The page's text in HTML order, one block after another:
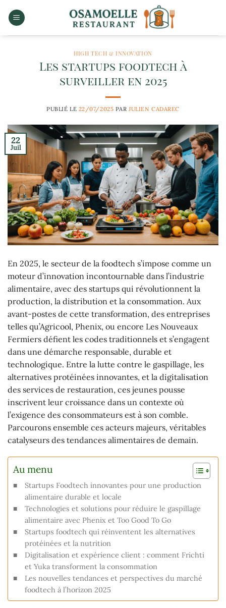
HIGH TECH & INNOVATION
Les startups foodtech à
surveiller en 2025
PUBLIÉ LE 22/07/2025 PAR JULIEN CADAREC
22
Juil
En 2025, le secteur de la foodtech s’impose comme un
moteur d’innovation incontournable dans l’industrie
alimentaire, avec des startups qui révolutionnent la
production, la distribution et la consommation. Aux
avant-postes de cette transformation, des entreprises
telles qu’Agricool, Phenix, ou encore Les Nouveaux
Fermiers défient les codes traditionnels et s’engagent
dans une démarche responsable, durable et
technologique. Entre la lutte contre le gaspillage, les
alternatives protéinées innovantes, et la digitalisation
des services de restauration, ces jeunes pousse
inscrivent leur croissance dans un contexte où
l’exigence des consommateurs est à son comble.
Parcourons ensemble ces acteurs majeurs, véritables
catalyseurs des tendances alimentaires de demain.
Au menu
Startups Foodtech innovantes pour une production
alimentaire durable et locale
Technologies et solutions pour réduire le gaspillage
alimentaire avec Phenix et Too Good To Go
Startups foodtech qui réinventent les alternatives
protéinées et la nutrition
Digitalisation et expérience client : comment Frichti
et Yuka transforment la consommation
Les nouvelles tendances et perspectives du marché
foodtech à l’horizon 2025